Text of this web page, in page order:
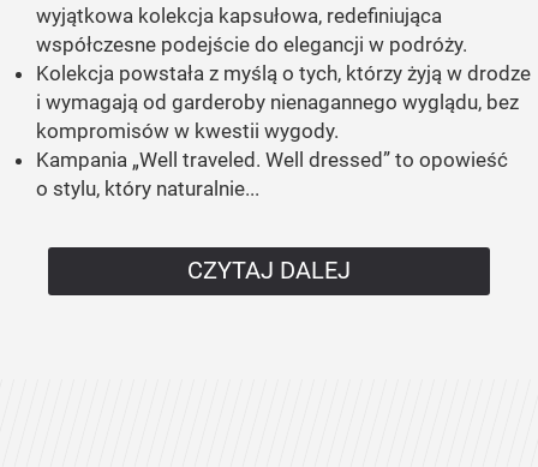
wyjątkowa kolekcja kapsułowa, redefiniująca
współczesne podejście do elegancji w podróży.
Kolekcja powstała z myślą o tych, którzy żyją w drodze
i wymagają od garderoby nienagannego wyglądu, bez
kompromisów w kwestii wygody.
Kampania „Well traveled. Well dressed” to opowieść
o stylu, który naturalnie...
CZYTAJ DALEJ